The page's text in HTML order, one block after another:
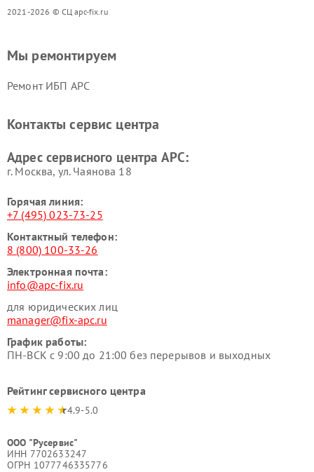
2021-2026 © СЦ apc-fix.ru
Мы ремонтируем
Ремонт ИБП APC
Контакты сервис центра
Адрес сервисного центра APC:
г. Москва, ул. Чаянова 18
Горячая линия:
+7 (495) 023-73-25
Контактный телефон:
8 (800) 100-33-26
Электронная почта:
info@apc-fix.ru
для юридических лиц
manager@fix-apc.ru
График работы:
ПН-ВСК с 9:00 до 21:00 без перерывов и выходных
Рейтинг сервисного центра
4.9-5.0
ООО "Русервис"
ИНН 7702633247
ОГРН 1077746335776